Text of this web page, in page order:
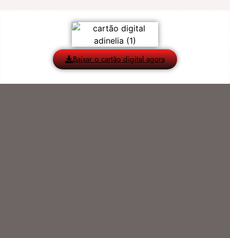
Baixar o cartão digital agora